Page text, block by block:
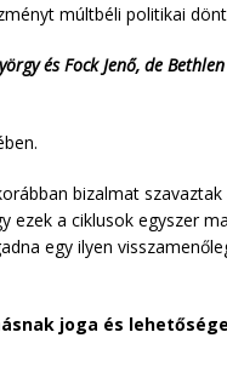
múltbéli politikai
és Fock Jenő, de
bizalmat szavaztak
ezek a ciklusok egyszer
egy ilyen
joga és